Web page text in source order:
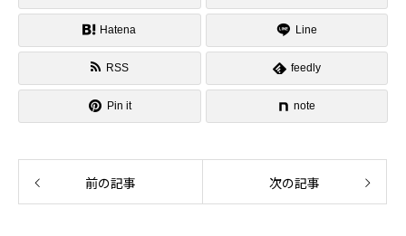
Hatena Line
RSS feedly
Pin it note
前の記事 次の記事